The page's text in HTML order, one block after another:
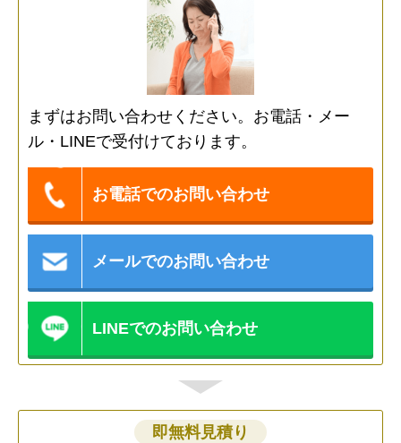
まずはお問い合わせください。お電話・メー
ル・LINEで受付けております。
お電話でのお問い合わせ
メールでのお問い合わせ
LINEでのお問い合わせ
即無料見積り